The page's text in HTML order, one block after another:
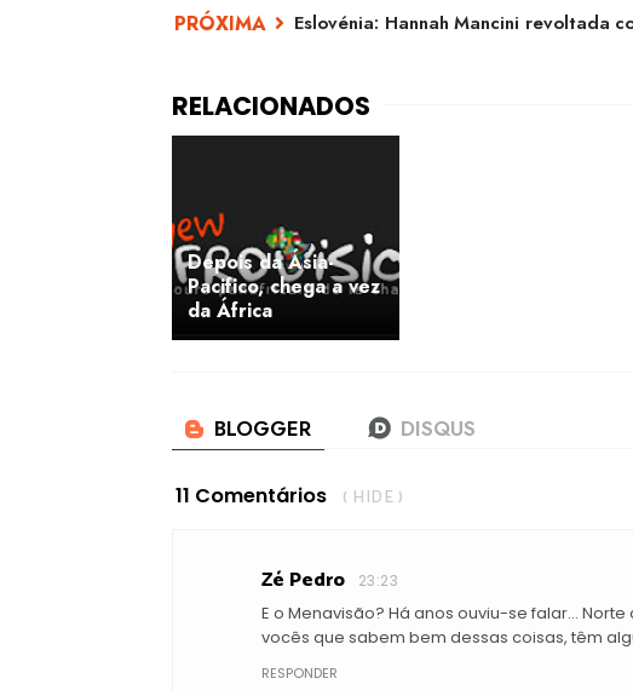
Eslovénia: Hannah Mancini revoltada
Depois da Ásia-
Pacifico, chega a vez
da África
11 Comentários ( HIDE )
Zé Pedro 23:23
E o Menavisão? Há anos ouviu-se falar...
vocês que sabem bem dessas coisas, têm
RESPONDER